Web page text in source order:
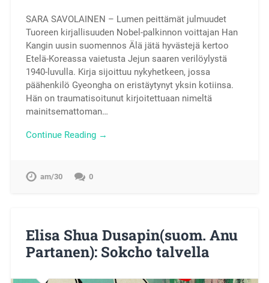
SARA SAVOLAINEN – Lumen peittämät julmuudet
Tuoreen kirjallisuuden Nobel-palkinnon voittajan Han
Kangin uusin suomennos Älä jätä hyvästejä kertoo
Etelä-Koreassa vaietusta Jejun saaren verilöylystä
1940-luvulla. Kirja sijoittuu nykyhetkeen, jossa
päähenkilö Gyeongha on eristäytynyt yksin kotiinsa.
Hän on traumatisoitunut kirjoitettuaan nimeltä
mainitsemattoman…
Continue Reading →
am/30 0
Elisa Shua Dusapin(suom. Anu
Partanen): Sokcho talvella